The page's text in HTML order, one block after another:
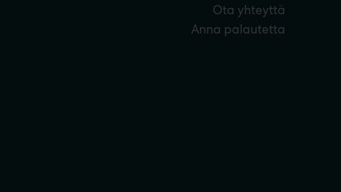
Ota yhteyttä
Anna palautetta